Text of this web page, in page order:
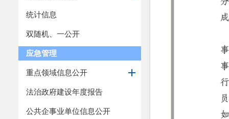
统计信息
双随机、一公开
应急管理
重点领域信息公开
法治政府建设年度报告
公共企事业单位信息公开